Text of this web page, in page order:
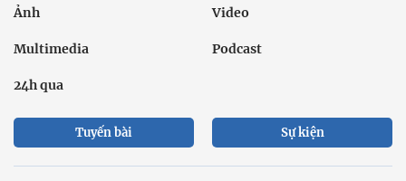
Ảnh Video
Multimedia Podcast
24h qua
Tuyến bài Sự kiện